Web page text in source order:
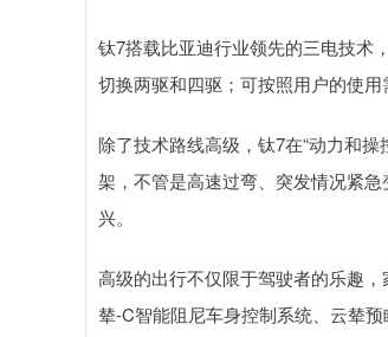
钛7搭载比亚迪行业领先的三电技术
切换两驱和四驱；可按照用户的使
除了技术路线高级，钛7在“动力和
架，不管是高速过弯、突发情况紧
兴。
高级的出行不仅限于驾驶者的乐趣
辇-C智能阻尼车身控制系统、云辇